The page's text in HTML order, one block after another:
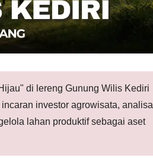
di lereng Gunung Wilis Kediri
investor agrowisata, analisa
lahan produktif sebagai aset